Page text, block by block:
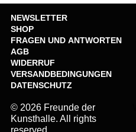
© 2026 Freunde der
Kunsthalle. All rights
reserved.
NEWSLETTER
SHOP
FRAGEN UND ANTWORTEN
AGB
WIDERRUF
VERSANDBEDINGUNGEN
DATENSCHUTZ